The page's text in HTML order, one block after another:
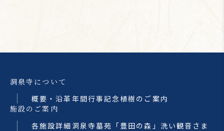
洞泉寺について
概要・沿革 年間行事記念植樹のご案内
施設のご案内
各施設詳細 洞泉寺墓苑「豊田の森」 洗い観音さま